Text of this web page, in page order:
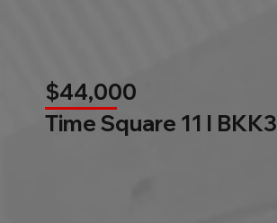
$44,000
Time Square 11 l BKK3